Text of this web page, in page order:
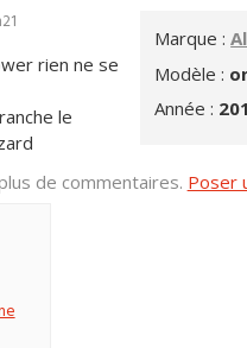
Marque :
Modèle :
Année :
rien ne se
le
de commentaires. Poser